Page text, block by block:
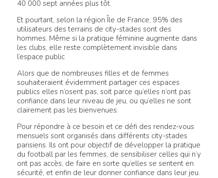
40 000 sept années plus tôt.
Et pourtant, selon la région Île de France, 95% des
utilisateurs des terrains de city-stades sont des
hommes. Même si la pratique féminine augmente dans
les clubs, elle reste complètement invisible dans
l’espace public
Alors que de nombreuses filles et de femmes
souhaiteraient évidemment partager ces espaces
publics elles n’osent pas, soit parce qu’elles n’ont pas
confiance dans leur niveau de jeu, ou qu’elles ne sont
clairement pas les bienvenues.
Pour répondre à ce besoin et ce défi des rendez-vous
mensuels sont organisés dans différents city-stades
parisiens. Ils ont pour objectif de développer la pratique
du football par les femmes, de sensibiliser celles qui n’y
ont pas accès, de faire en sorte qu’elles se sentent en
sécurité, et enfin de leur donner confiance dans leur jeu.